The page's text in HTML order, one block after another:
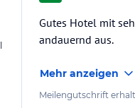
Gutes Hotel mit
andauernd aus.
Mehr anzeigen
Meilengutschrift